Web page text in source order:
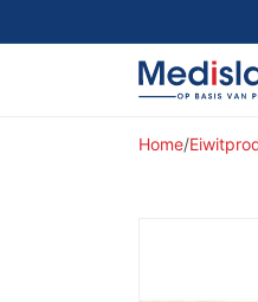
Home/